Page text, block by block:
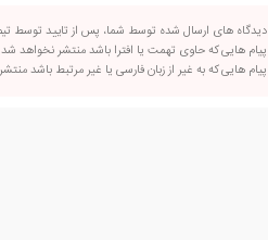
دیدگاه های ارسال شده توسط شما، پس از تایید توسط
پیام هایی که حاوی تهمت یا افترا باشد منتشر نخواهد شد.
پیام هایی که به غیر از زبان فارسی یا غیر مرتبط باشد